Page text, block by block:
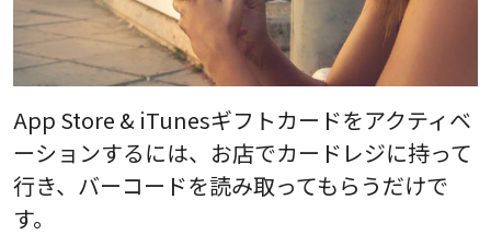
App Store & iTunesギフトカードをアクティベ
ーションするには、お店でカードレジに持って
行き、バーコードを読み取ってもらうだけで
す。